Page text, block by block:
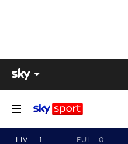
LIV
1
FUL
0